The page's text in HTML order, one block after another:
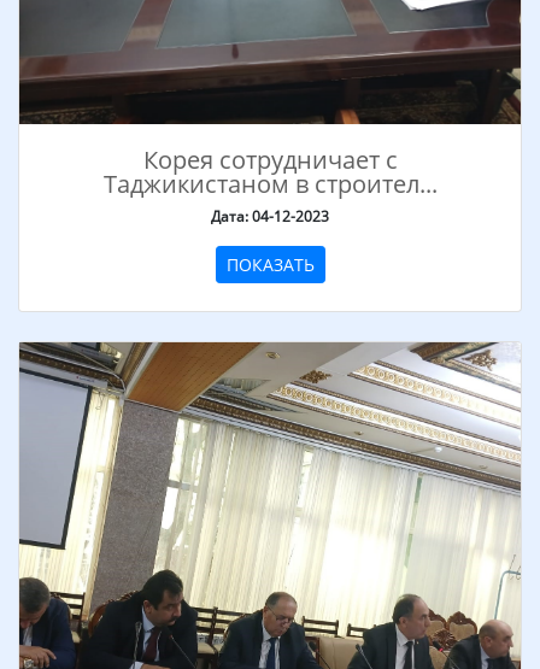
Корея сотрудничает с
Таджикистаном в строител...
Дата: 04-12-2023
ПОКАЗАТЬ